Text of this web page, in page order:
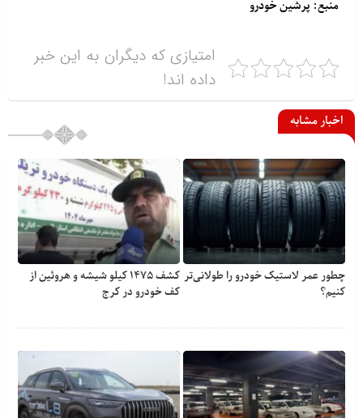
منبع: پرشین خودرو
امتیازی که دیگران به این خبر
داده اند!
اخبار مشابه
چطور عمر لاستیک خودرو را طولانی‌تر
کنیم؟
کشف ۱۴۷۵ کیلو شیشه و هروئین از
کف خودرو در کرج